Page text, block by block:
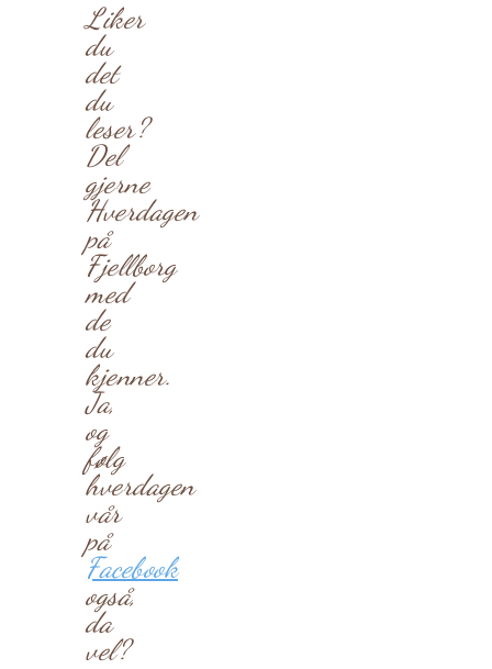
Liker
du
det
du
leser?
Del
gjerne
Hverdagen
på
Fjellborg
med
de
du
kjenner.
Ja,
og
følg
hverdagen
vår
på
Facebook
også,
da
vel?